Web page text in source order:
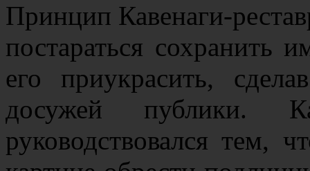
Принцип Кавенаги-
постараться сохранить
его приукрасить,
досужей публики.
руководствовался тем,